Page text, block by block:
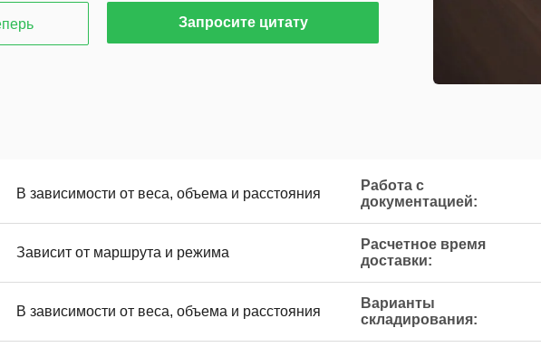
Запросите цитату
В зависимости от веса, объема и расстояния
Работа с
документацией:
Зависит от маршрута и режима
Расчетное время
доставки:
В зависимости от веса, объема и расстояния
Варианты
складирования: